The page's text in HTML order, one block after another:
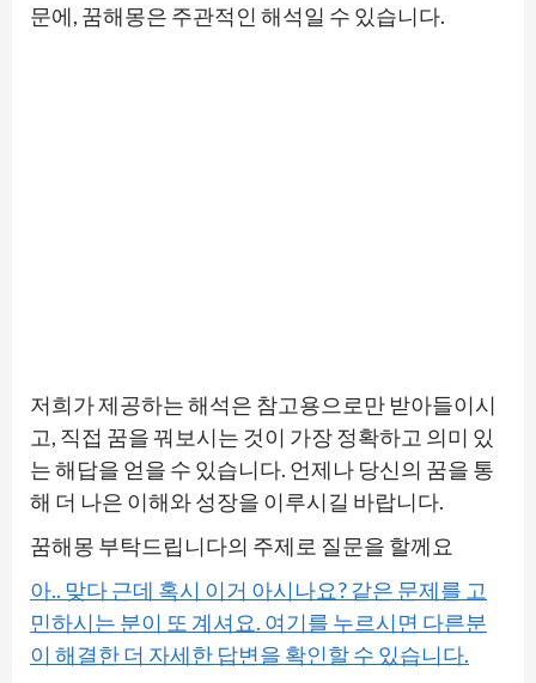
문에, 꿈해몽은 주관적인 해석일 수 있습니다.
저희가 제공하는 해석은 참고용으로만 받아들이시
고, 직접 꿈을 꿔보시는 것이 가장 정확하고 의미 있
는 해답을 얻을 수 있습니다. 언제나 당신의 꿈을 통
해 더 나은 이해와 성장을 이루시길 바랍니다.
꿈해몽 부탁드립니다의 주제로 질문을 할께요
아.. 맞다 근데 혹시 이거 아시나요? 같은 문제를 고
민하시는 분이 또 계셔요. 여기를 누르시면 다른분
이 해결한 더 자세한 답변을 확인할 수 있습니다.